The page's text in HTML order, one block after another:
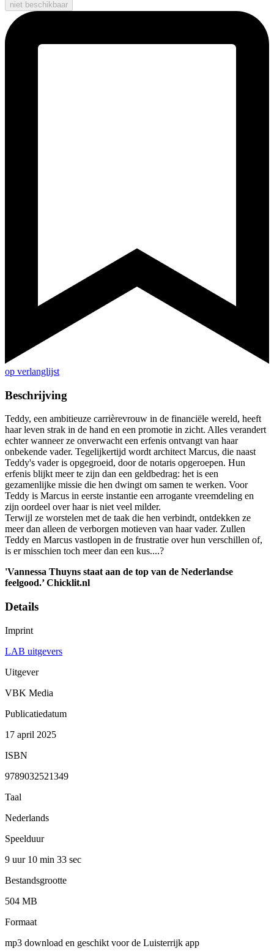
niet beschikbaar
op verlanglijst
Beschrijving
Teddy, een ambitieuze carrièrevrouw in de financiële wereld, heeft
haar leven strak in de hand en een promotie in zicht. Alles verandert
echter wanneer ze onverwacht een erfenis ontvangt van haar
onbekende vader. Tegelijkertijd wordt architect Marcus, die naast
Teddy's vader is opgegroeid, door de notaris opgeroepen. Hun
erfenis blijkt meer te zijn dan een geldbedrag: het is een
gezamenlijke missie die hen dwingt om samen te werken. Voor
Teddy is Marcus in eerste instantie een arrogante vreemdeling en
zijn oordeel over haar is niet veel milder.
Terwijl ze worstelen met de taak die hen verbindt, ontdekken ze
meer dan alleen de verborgen motieven van haar vader. Zullen
Teddy en Marcus vastlopen in de frustratie over hun verschillen of,
is er misschien toch meer dan een kus....?
'Vannessa Thuyns staat aan de top van de Nederlandse
feelgood.’ Chicklit.nl
Details
Imprint
LAB uitgevers
Uitgever
VBK Media
Publicatiedatum
17 april 2025
ISBN
9789032521349
Taal
Nederlands
Speelduur
9 uur 10 min 33 sec
Bestandsgrootte
504 MB
Formaat
mp3 download en geschikt voor de Luisterrijk app